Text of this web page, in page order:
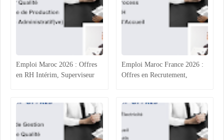
Emploi Maroc 2026 : Offres
en RH Intérim, Superviseur
Administratif
Emploi Maroc France 2026 :
Offres en Recrutement,